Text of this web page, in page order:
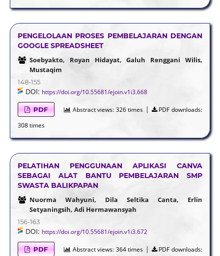
PENGELOLAAN PROSES PEMBELAJARAN DENGAN
GOOGLE SPREADSHEET
Soebyakto, Royan Hidayat, Galuh Renggani Wilis,
Mustaqim
148-155
DOI: https://doi.org/10.55681/ejoin.v1i3.668
PDF Abstract views: 326 times |
PDF downloads:
308 times
PELATIHAN PENGGUNAAN APLIKASI CANVA
SEBAGAI ALAT BANTU PEMBELAJARAN SMP
SWASTA BALIKPAPAN
Nuorma Wahyuni, Dila Seltika Canta, Erlin
Setyaningsih, Adi Hermawansyah
156-163
DOI: https://doi.org/10.55681/ejoin.v1i3.672
PDF Abstract views: 364 times |
PDF downloads: